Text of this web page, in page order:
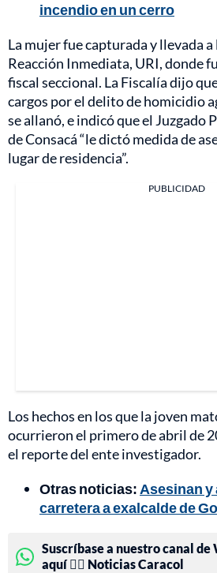
incendio en un cerro
La mujer fue capturada y llevada
Reacción Inmediata, URI, donde
fiscal seccional. La Fiscalía dijo
cargos por el delito de homicidio
se allanó, e indicó que el Juzgado
de Consacá “le dictó medida de
lugar de residencia”.
PUBLICIDAD
Los hechos en los que la joven
ocurrieron el primero de abril de
el reporte del ente investigador.
Otras noticias: Asesinan y
carretera a exalcalde de
Suscríbase a nuestro canal
aquí 👉🏻 Noticias Caracol